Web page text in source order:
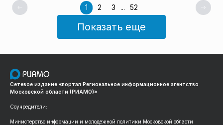
1 2 3 ... 52
Показать еще
Сетевое издание «портал Региональное информационное агентство
Московской области (РИАМО)»
Соучредители:
Министерство информации и молодежной политики Московской области